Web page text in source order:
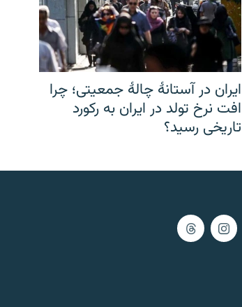
ایران در آستانهٔ چالهٔ جمعیتی؛ چرا
افت نرخ تولد در ایران به رکورد
تاریخی رسید؟